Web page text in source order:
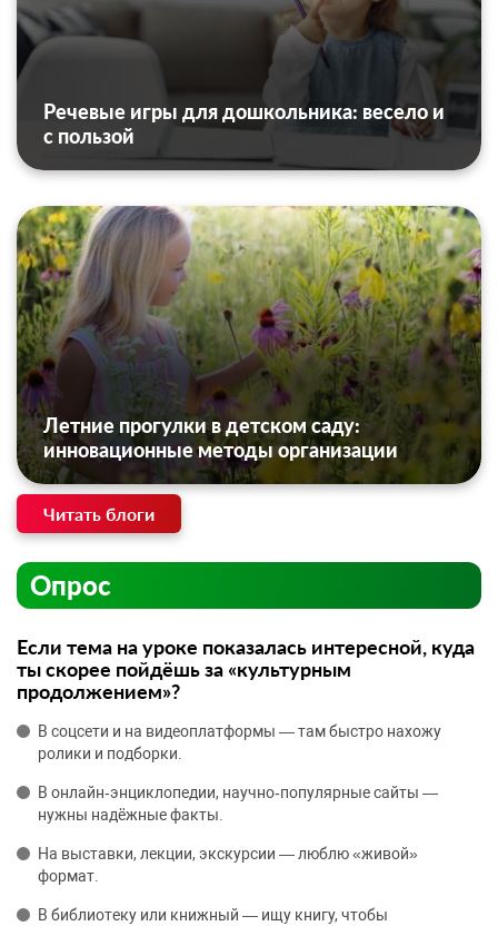
Речевые игры для дошкольника: весело и
с пользой
Летние прогулки в детском саду:
инновационные методы организации
Читать блоги
Опрос
Если тема на уроке показалась интересной, куда
ты скорее пойдёшь за «культурным
продолжением»?
В соцсети и на видеоплатформы — там быстро нахожу
ролики и подборки.
В онлайн‑энциклопедии, научно‑популярные сайты —
нужны надёжные факты.
На выставки, лекции, экскурсии — люблю «живой»
формат.
В библиотеку или книжный — ищу книгу, чтобы